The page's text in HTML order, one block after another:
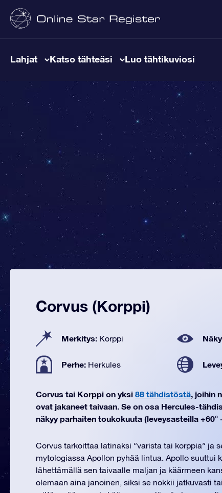
Lahjat Katso tähteäsi Luo tähtikuviosi
Corvus (Korppi)
Merkitys: Korppi
Perhe: Herkules
Corvus tai Korppi on yksi 88 tähdistöstä, joihin
ovat jakaneet taivaan. Se on osa Hercules-
näkyy parhaiten toukokuuta (leveysasteilla +60°
Corvus tarkoittaa latinaksi ”varista tai korppia” ja
mytologiassa Apollon pyhää lintua. Apollo suuttui
lähettämällä sen taivaalle maljan ja käärmeen
olemaan aina janoinen, siksi se nokkii jatkuvasti